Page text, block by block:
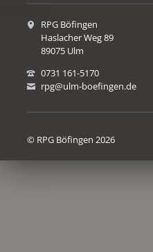
RPG Böfingen
Haslacher Weg 89
89075 Ulm
0731 161-5170
rpg@ulm-boefingen.de
© RPG Böfingen 2026